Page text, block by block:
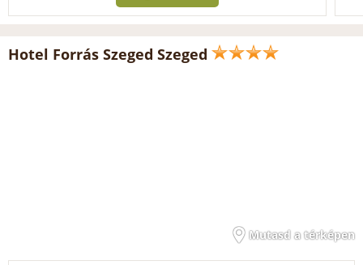
Hotel Forrás Szeged Szeged
Mutasd a térképen